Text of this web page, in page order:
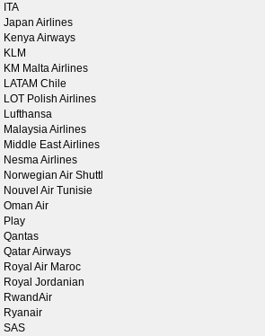
ITA
Japan Airlines
Kenya Airways
KLM
KM Malta Airlines
LATAM Chile
LOT Polish Airlines
Lufthansa
Malaysia Airlines
Middle East Airlines
Nesma Airlines
Norwegian Air Shuttl
Nouvel Air Tunisie
Oman Air
Play
Qantas
Qatar Airways
Royal Air Maroc
Royal Jordanian
RwandAir
Ryanair
SAS